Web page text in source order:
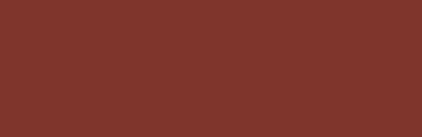
– MAIN PLAZA SUITE
UND DAS SPEKTAKULÄRSTE PANORAMA DER